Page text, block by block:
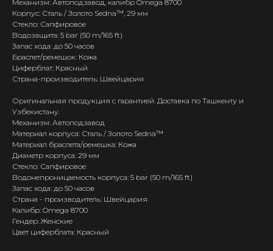
Механизм: Автоподзавод, калибр Omega 8700
Корпус: Сталь / Золото Sedna™, 29 мм
Стекло: Сапфировое
Водозащита: 5 bar (50 m/165 ft)
Запас хода: до 50 часов
Браслет/ремешок: Кожа
Циферблат: Красный
Страна-производитель: Швейцария
Оригинальная продукция с гарантией. Доставка по Ташкенту и
Узбекистану.
Механизм: Автоподзавод
Материал корпуса: Сталь / Золото Sedna™
Материал браслета/ремешка: Кожа
Диаметр корпуса: 29 мм
Стекло: Сапфировое
Водонепроницаемость корпуса: 5 bar (50 m/165 ft)
Запас хода: до 50 часов
Страна - производитель: Швейцария
Калибр: Omega 8700
Гендер: Женские
Цвет циферблата: Красный